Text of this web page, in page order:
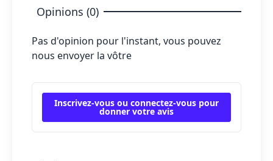
Opinions (0)
Pas d'opinion pour l'instant, vous pouvez
nous envoyer la vôtre
Inscrivez-vous ou connectez-vous pour
donner votre avis